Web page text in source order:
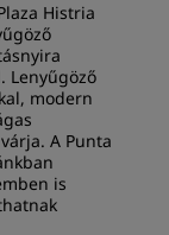
Histria
Lenyűgöző
modern
A Punta
is